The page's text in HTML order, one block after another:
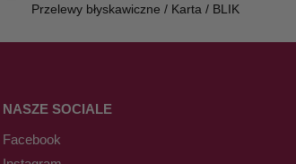
Przelewy błyskawiczne / Karta / BLIK
NASZE SOCIALE
Facebook